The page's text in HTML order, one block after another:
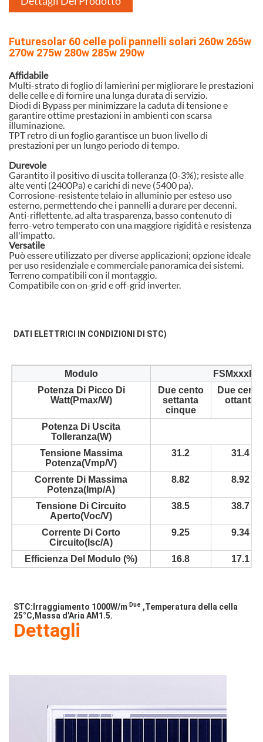
Futuresolar 60 celle poli pannelli solari 260w 265w
270w 275w 280w 285w 290w
Affidabile
Multi-strato di foglio di lamierini per migliorare le prestazioni
delle celle e di fornire una lunga durata di servizio.
Diodi di Bypass per minimizzare la caduta di tensione e
garantire ottime prestazioni in ambienti con scarsa
illuminazione.
TPT retro di un foglio garantisce un buon livello di
prestazioni per un lungo periodo di tempo.
Durevole
Garantito il positivo di uscita tolleranza (0-3%); resiste alle
alte venti (2400Pa) e carichi di neve (5400 pa).
Corrosione-resistente telaio in alluminio per esteso uso
esterno, permettendo che i pannelli a durare per decenni.
Anti-riflettente, ad alta trasparenza, basso contenuto di
ferro-vetro temperato con una maggiore rigidità e resistenza
all'impatto.
Versatile
Può essere utilizzato per diverse applicazioni; opzione ideale
per uso residenziale e commerciale panoramica dei sistemi.
Terreno compatibili con il montaggio.
Compatibile con on-grid e off-grid inverter.
DATI ELETTRICI IN CONDIZIONI DI STC)
Modulo
FSMxxxP-
Potenza Di Picco Di
Watt(Pmax/W)
Due cento
settanta
cinque
Due cento
ottanta
Potenza Di Uscita
Tolleranza(W)
Tensione Massima
Potenza(Vmp/V)
31.2 31.4
Corrente Di Massima
Potenza(Imp/A)
8.82 8.92
Tensione Di Circuito
Aperto(Voc/V)
38.5 38.7
Corrente Di Corto
Circuito(Isc/A)
9.25 9.34
Efficienza Del Modulo (%) 16.8 17.1
STC:Irraggiamento 1000W/m Due ,Temperatura della cella
25°C,Massa d'Aria AM1.5.
Dettagli